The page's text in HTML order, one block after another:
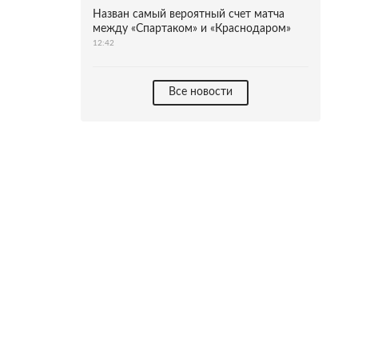
Назван самый вероятный счет матча
между «Спартаком» и «Краснодаром»
12:42
Все новости